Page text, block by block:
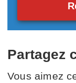
Partagez
Vous aimez